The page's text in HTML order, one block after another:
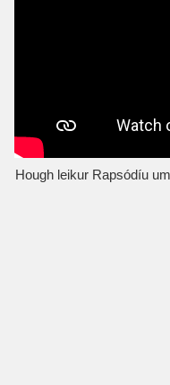
Hough leikur Rapsódíu